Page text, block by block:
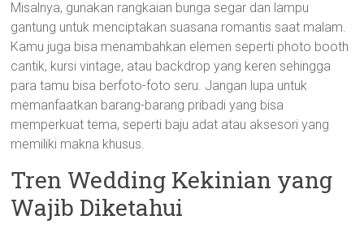
Misalnya, gunakan rangkaian bunga segar dan lampu
gantung untuk menciptakan suasana romantis saat malam.
Kamu juga bisa menambahkan elemen seperti photo booth
cantik, kursi vintage, atau backdrop yang keren sehingga
para tamu bisa berfoto-foto seru. Jangan lupa untuk
memanfaatkan barang-barang pribadi yang bisa
memperkuat tema, seperti baju adat atau aksesori yang
memiliki makna khusus.
Tren Wedding Kekinian yang
Wajib Diketahui